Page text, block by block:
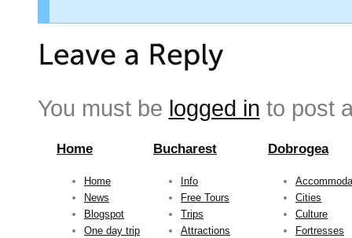
You must be logged in to post
Home Bucharest Dobrogea
Home
News
Blogspot
One day trip
Info
Free Tours
Trips
Attractions
Cities
Culture
Fortresses